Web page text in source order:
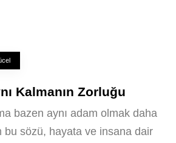
Kalmanın Zorluğu
bazen aynı adam olmak daha
bu sözü, hayata ve insana dair